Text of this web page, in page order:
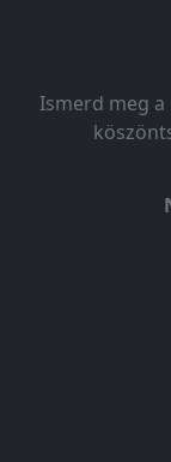
Ismerd meg